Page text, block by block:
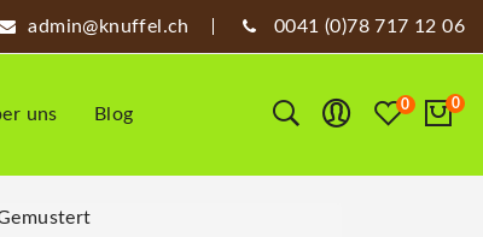
admin@knuffel.ch 0041 (0)78 717 12 06
uns Blog 0 0